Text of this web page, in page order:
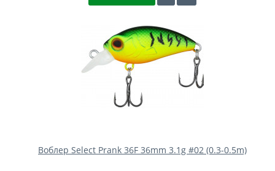
Воблер Select Prank 36F 36mm 3.1g #02 (0.3-0.5m)